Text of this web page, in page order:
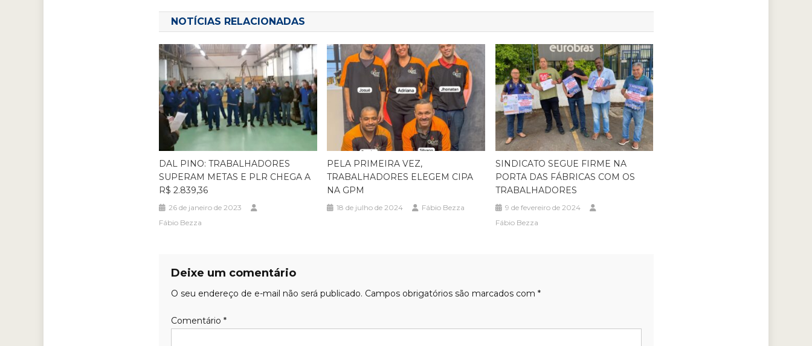
Post
NOTÍCIAS RELACIONADAS
DAL PINO: TRABALHADORES
SUPERAM METAS E PLR CHEGA A
R$ 2.839,36
26 de janeiro de 2023
Fábio Bezza
PELA PRIMEIRA VEZ,
TRABALHADORES ELEGEM CIPA
NA GPM
18 de julho de 2024 Fábio Bezza
SINDICATO SEGUE FIRME NA
PORTA DAS FÁBRICAS COM OS
TRABALHADORES
9 de fevereiro de 2024
Fábio Bezza
Deixe um comentário
O seu endereço de e-mail não será publicado. Campos obrigatórios são marcados com *
Comentário *